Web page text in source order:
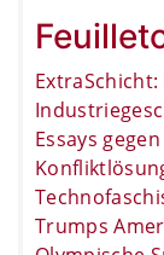
Essays
Trumps